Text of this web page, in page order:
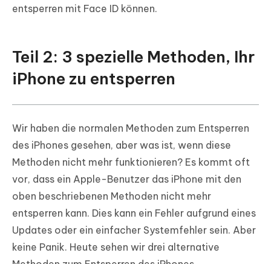
entsperren mit Face ID können.
Teil 2: 3 spezielle Methoden, Ihr
iPhone zu entsperren
Wir haben die normalen Methoden zum Entsperren
des iPhones gesehen, aber was ist, wenn diese
Methoden nicht mehr funktionieren? Es kommt oft
vor, dass ein Apple-Benutzer das iPhone mit den
oben beschriebenen Methoden nicht mehr
entsperren kann. Dies kann ein Fehler aufgrund eines
Updates oder ein einfacher Systemfehler sein. Aber
keine Panik. Heute sehen wir drei alternative